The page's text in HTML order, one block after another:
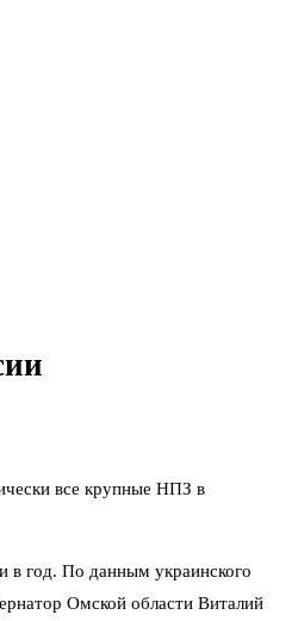
все крупные НПЗ в
год. По данным украинского
Омской области Виталий